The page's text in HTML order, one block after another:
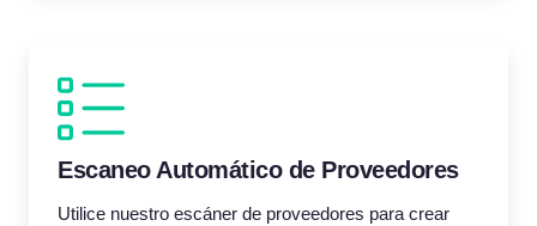
Escaneo Automático de Proveedores
Utilice nuestro escáner de proveedores para crear